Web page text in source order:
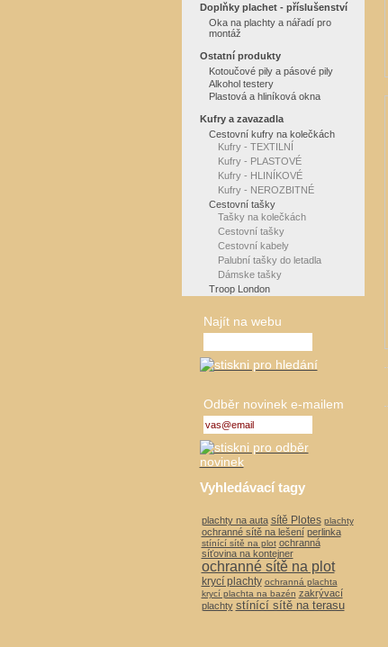
Doplňky plachet - příslušenství
Oka na plachty a nářadí pro
montáž
Ostatní produkty
Kotoučové pily a pásové pily
Alkohol testery
Plastová a hliníková okna
Kufry a zavazadla
Cestovní kufry na kolečkách
Kufry - TEXTILNÍ
Kufry - PLASTOVÉ
Kufry - HLINÍKOVÉ
Kufry - NEROZBITNÉ
Cestovní tašky
Tašky na kolečkách
Cestovní tašky
Cestovní kabely
Palubní tašky do letadla
Dámske tašky
Troop London
Najít na webu
Odběr novinek e-mailem
Vyhledávací tagy
plachty na auta sítě Plotes plachty
ochranné sítě na lešení perlinka
stínící sítě na plot ochranná
síťovina na kontejner
ochranné sítě na plot
krycí plachty ochranná plachta
krycí plachta na bazén zakrývací
plachty stínící sítě na terasu